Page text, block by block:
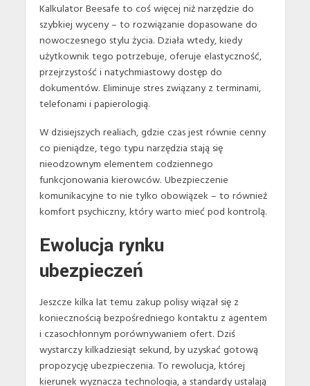
Kalkulator Beesafe to coś więcej niż narzędzie do
szybkiej wyceny – to rozwiązanie dopasowane do
nowoczesnego stylu życia. Działa wtedy, kiedy
użytkownik tego potrzebuje, oferuje elastyczność,
przejrzystość i natychmiastowy dostęp do
dokumentów. Eliminuje stres związany z terminami,
telefonami i papierologią.
W dzisiejszych realiach, gdzie czas jest równie cenny
co pieniądze, tego typu narzędzia stają się
nieodzownym elementem codziennego
funkcjonowania kierowców. Ubezpieczenie
komunikacyjne to nie tylko obowiązek – to również
komfort psychiczny, który warto mieć pod kontrolą.
Ewolucja rynku
ubezpieczeń
Jeszcze kilka lat temu zakup polisy wiązał się z
koniecznością bezpośredniego kontaktu z agentem
i czasochłonnym porównywaniem ofert. Dziś
wystarczy kilkadziesiąt sekund, by uzyskać gotową
propozycję ubezpieczenia. To rewolucja, której
kierunek wyznacza technologia, a standardy ustalają